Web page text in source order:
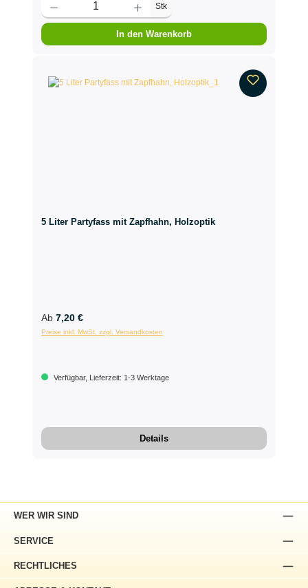
Stk
In den Warenkorb
5 Liter Partyfass mit Zapfhahn, Holzoptik
Ab 7,20 €
Preise inkl. MwSt. zzgl. Versandkosten
Verfügbar, Lieferzeit: 1-3 Werktage
Details
WER WIR SIND
SERVICE
RECHTLICHES